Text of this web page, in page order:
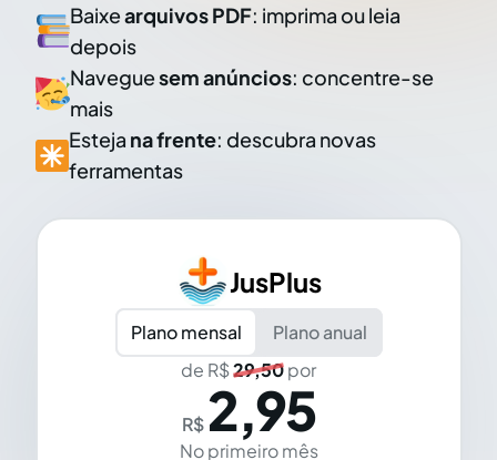
Baixearquivos PDF: imprima ou leia
depois
Naveguesem anúncios: concentre-se
mais
Esteja na frente: descubra novas
ferramentas
JusPlus
Plano mensal
Plano anual
de R$29,50por
R$ 2,95
No primeiro mês